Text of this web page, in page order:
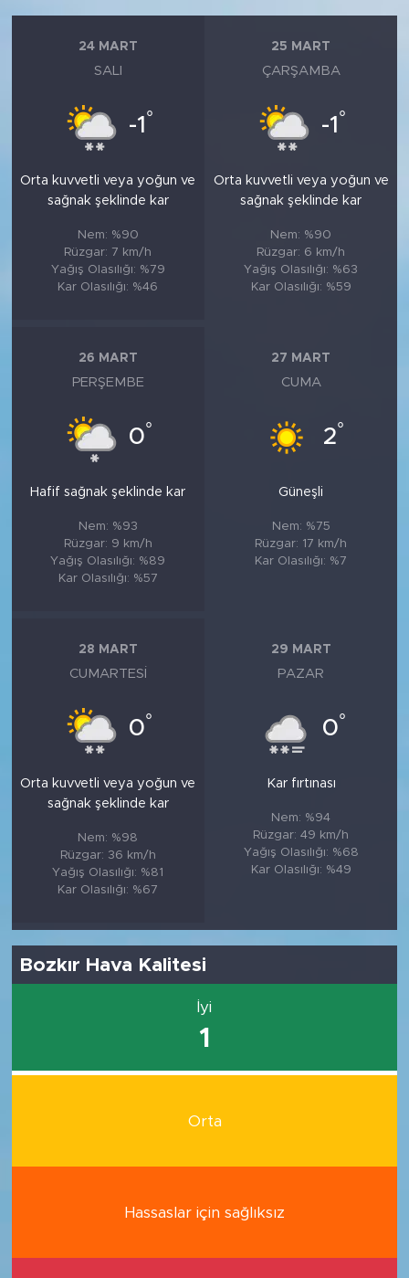
24 MART
SALI
-1 °
Orta kuvvetli veya yoğun ve
sağnak şeklinde kar
Nem: %90
Rüzgar: 7 km/h
Yağış Olasılığı: %79
Kar Olasılığı: %46
25 MART
ÇARŞAMBA
-1 °
Orta kuvvetli veya yoğun ve
sağnak şeklinde kar
Nem: %90
Rüzgar: 6 km/h
Yağış Olasılığı: %63
Kar Olasılığı: %59
26 MART
PERŞEMBE
0°
Hafif sağnak şeklinde kar
Nem: %93
Rüzgar: 9 km/h
Yağış Olasılığı: %89
Kar Olasılığı: %57
27 MART
CUMA
2°
Güneşli
Nem: %75
Rüzgar: 17 km/h
Kar Olasılığı: %7
28 MART
CUMARTESI
0°
Orta kuvvetli veya yoğun ve
sağnak şeklinde kar
Nem: %98
Rüzgar: 36 km/h
Yağış Olasılığı: %81
Kar Olasılığı: %67
29 MART
PAZAR
0°
Kar fırtınası
Nem: %94
Rüzgar: 49 km/h
Yağış Olasılığı: %68
Kar Olasılığı: %49
Bozkır Hava Kalitesi
İyi
1
Orta
Hassaslar için sağlıksız